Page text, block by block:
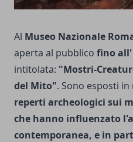
Al Museo Nazionale
aperta al pubblico fino all'
intitolata: "Mostri-
del Mito". Sono esposti
reperti archeologici sui
che hanno influenzato
contemporanea, e in